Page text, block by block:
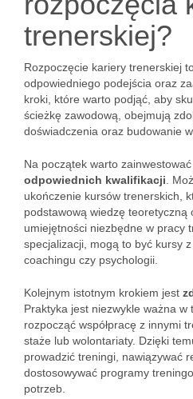
trenerskiej?
Rozpoczęcie kariery trenerskiej
odpowiedniego podejścia oraz
kroki, które warto podjąć, aby
ścieżkę zawodową, obejmują
doświadczenia oraz budowanie
Na początek warto
odpowiednich kwalifikacji .
ukończenie kursów trenerskich,
podstawową wiedzę teoretyczną
umiejętności niezbędne w pracy
specjalizacji, mogą to być kursy
coachingu czy psychologii.
Kolejnym istotnym krokiem jest
Praktyka jest niezwykle ważna
rozpocząć współpracę z innymi
staże lub wolontariaty. Dzięki
prowadzić treningi, nawiązywać
dostosowywać programy
potrzeb.